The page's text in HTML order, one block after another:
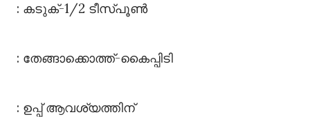
: കടുക്-1/2 ടീസ്പൂൺ
: തേങ്ങാക്കൊത്ത്-കൈപ്പിടി
: ഉപ്പ് ആവശ്യത്തിന്